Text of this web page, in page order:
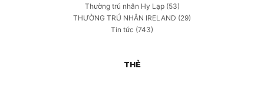
Thường trú nhân Hy Lạp(53)
THƯỜNG TRÚ NHÂN IRELAND (29)
Tin tức (743)
THẺ